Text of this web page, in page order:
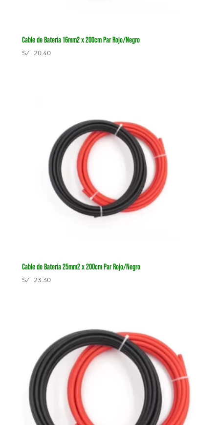
Cable de Batería 16mm2 x 200cm Par Rojo/Negro
S/20.40
Cable de Batería 25mm2 x 200cm Par Rojo/Negro
S/23.30